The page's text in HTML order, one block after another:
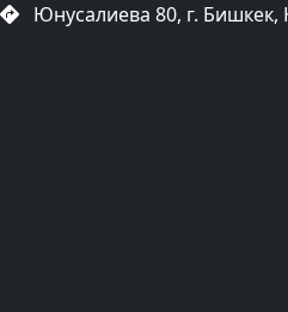
Юнусалиева 80, г. Бишкек,